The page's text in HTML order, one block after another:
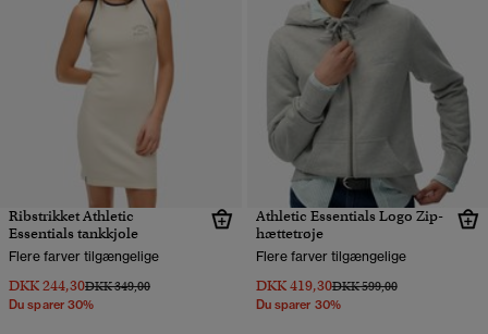
Ribstrikket Athletic
Essentials tankkjole
Flere farver tilgængelige
DKK 244,30Pris nedsat fra
DKK 349,00til
Du sparer 30%
Athletic Essentials Logo Zip-
hættetrøje
Flere farver tilgængelige
DKK 419,30Pris nedsat fra
DKK 599,00til
Du sparer 30%